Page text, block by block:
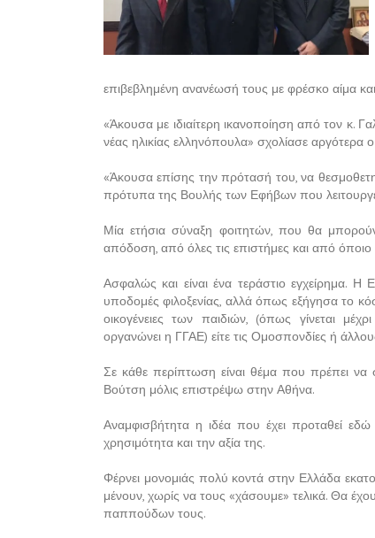
επιβεβλημένη ανανέωσή τους με φρέσκο αίμα
«Άκουσα με ιδιαίτερη ικανοποίηση από τον κ.
νέας ηλικίας ελληνόπουλα» σχολίασε
«Άκουσα επίσης την πρότασή του, να
πρότυπα της Βουλής των Εφήβων που
Μία ετήσια σύναξη φοιτητών, που θα
απόδοση, από όλες τις επιστήμες και από
Ασφαλώς και είναι ένα τεράστιο εγχείρημα.
υποδομές φιλοξενίας, αλλά όπως εξήγησα το
οικογένειες των παιδιών, (όπως γίνεται
οργανώνει η ΓΓΑΕ) είτε τις Ομοσπονδίες ή
Σε κάθε περίπτωση είναι θέμα που πρέπει
Βούτση μόλις επιστρέψω στην Αθήνα.
Αναμφισβήτητα η ιδέα που έχει προταθεί εδώ
χρησιμότητα και την αξία της.
Φέρνει μονομιάς πολύ κοντά στην Ελλάδα
μένουν, χωρίς να τους «χάσουμε» τελικά. Θα
παππούδων τους.